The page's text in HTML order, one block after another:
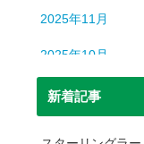
日本史
日本史（中世）
2025年11月
2025年10月
2025年9月
新着記事